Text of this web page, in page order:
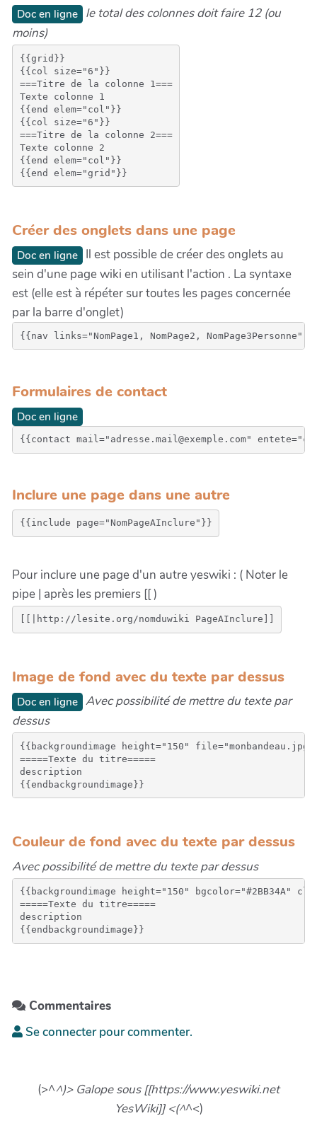
Doc en ligne le total des colonnes doit faire 12 (ou
moins)
{{grid}}
{{col size="6"}}
===Titre de la colonne 1===
Texte colonne 1
{{end elem="col"}}
{{col size="6"}}
===Titre de la colonne 2===
Texte colonne 2
{{end elem="col"}}
Créer des onglets dans une page
Doc en ligne Il est possible de créer des onglets au
sein d'une page wiki en utilisant l'action . La syntaxe
est (elle est à répéter sur toutes les pages concernée
par la barre d'onglet)
{{nav links="NomPage1, NomPage2,
Formulaires de contact
Doc en ligne
{{contact mail="adresse.mail@exemple.com"
Inclure une page dans une autre
Pour inclure une page d'un autre yeswiki : ( Noter le
pipe | après les premiers [[ )
Image de fond avec du texte par dessus
Doc en ligne Avec possibilité de mettre du texte par
dessus
{{backgroundimage height="150"
=====Texte du titre=====
description
Couleur de fond avec du texte par dessus
Avec possibilité de mettre du texte par dessus
{{backgroundimage height="150"
=====Texte du titre=====
description
Commentaires
Se connecter pour commenter.
(>^^)> Galope sous [[https://www.yeswiki.net
YesWiki]] <(^^<)